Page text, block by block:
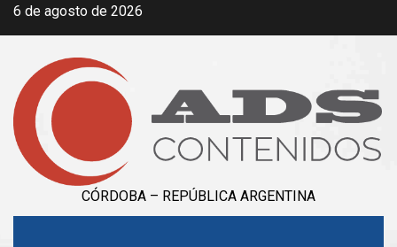
Saltar
6 de agosto de 2026
CÓRDOBA – REPÚBLICA ARGENTINA